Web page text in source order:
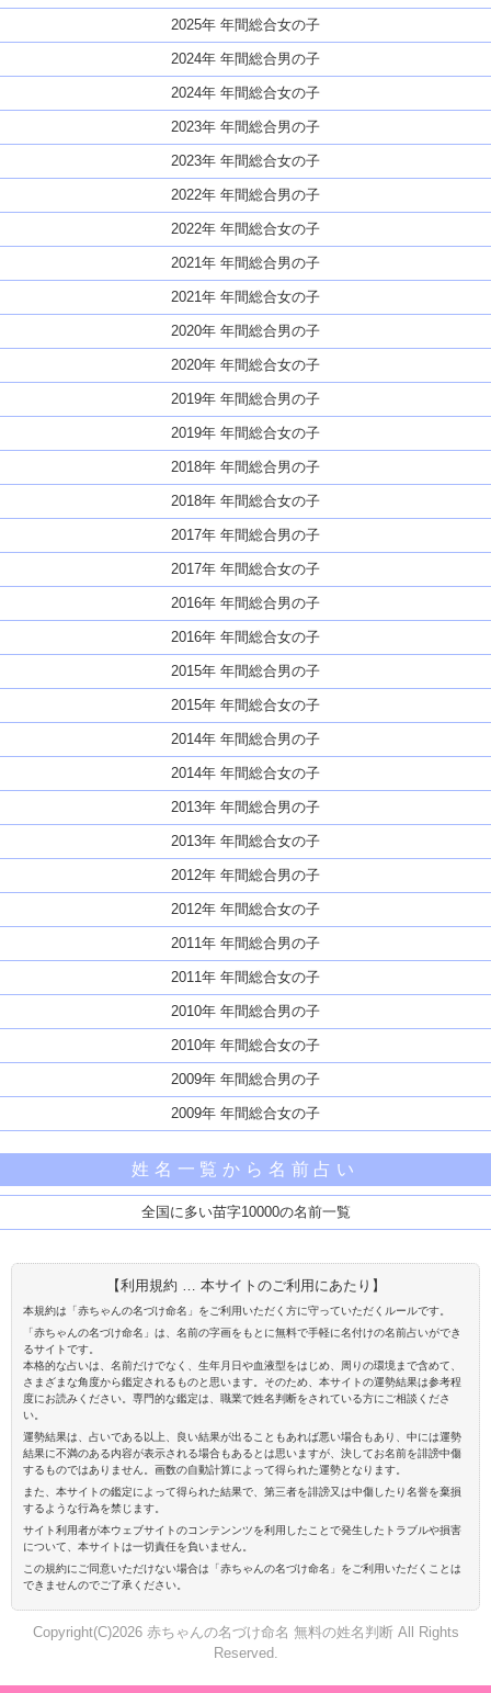
2025年 年間総合女の子
2024年 年間総合男の子
2024年 年間総合女の子
2023年 年間総合男の子
2023年 年間総合女の子
2022年 年間総合男の子
2022年 年間総合女の子
2021年 年間総合男の子
2021年 年間総合女の子
2020年 年間総合男の子
2020年 年間総合女の子
2019年 年間総合男の子
2019年 年間総合女の子
2018年 年間総合男の子
2018年 年間総合女の子
2017年 年間総合男の子
2017年 年間総合女の子
2016年 年間総合男の子
2016年 年間総合女の子
2015年 年間総合男の子
2015年 年間総合女の子
2014年 年間総合男の子
2014年 年間総合女の子
2013年 年間総合男の子
2013年 年間総合女の子
2012年 年間総合男の子
2012年 年間総合女の子
2011年 年間総合男の子
2011年 年間総合女の子
2010年 年間総合男の子
2010年 年間総合女の子
2009年 年間総合男の子
2009年 年間総合女の子
姓名一覧から名前占い
全国に多い苗字10000の名前一覧
【利用規約 … 本サイトのご利用にあたり】
本規約は「赤ちゃんの名づけ命名」をご利用いただく方に守っていただくルールです。
「赤ちゃんの名づけ命名」は、名前の字画をもとに無料で手軽に名付けの名前占いができ
るサイトです。
本格的な占いは、名前だけでなく、生年月日や血液型をはじめ、周りの環境まで含めて、
さまざまな角度から鑑定されるものと思います。そのため、本サイトの運勢結果は参考程
度にお読みください。専門的な鑑定は、職業で姓名判断をされている方にご相談くださ
い。
運勢結果は、占いである以上、良い結果が出ることもあれば悪い場合もあり、中には運勢
結果に不満のある内容が表示される場合もあるとは思いますが、決してお名前を誹謗中傷
するものではありません。画数の自動計算によって得られた運勢となります。
また、本サイトの鑑定によって得られた結果で、第三者を誹謗又は中傷したり名誉を棄損
するような行為を禁じます。
サイト利用者が本ウェブサイトのコンテンンツを利用したことで発生したトラブルや損害
について、本サイトは一切責任を負いません。
この規約にご同意いただけない場合は「赤ちゃんの名づけ命名」をご利用いただくことは
できませんのでご了承ください。
Copyright(C)2026 赤ちゃんの名づけ命名 無料の姓名判断 All Rights
Reserved.